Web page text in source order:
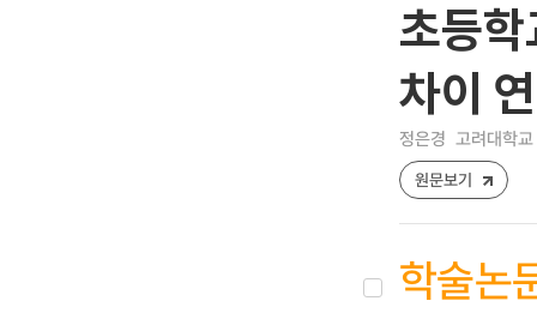
초등
차이
정은경 고려대학
원문보기
학술논